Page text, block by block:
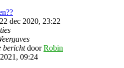
dec 2020, 23:22
berichtdoorRobin
09:24